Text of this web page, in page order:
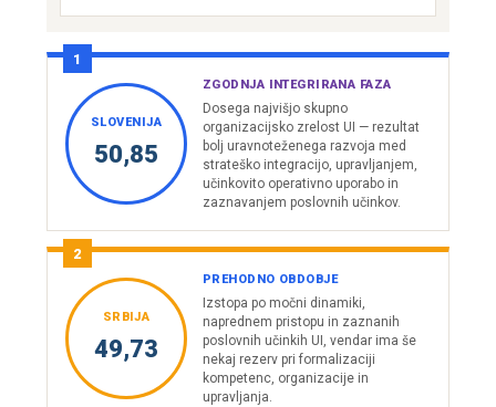
1
SLOVENIJA
50,85
ZGODNJA INTEGRIRANA FAZA
Dosega najvišjo skupno
organizacijsko zrelost UI — rezultat
bolj uravnoteženega razvoja med
strateško integracijo, upravljanjem,
učinkovito operativno uporabo in
zaznavanjem poslovnih učinkov.
2
SRBIJA
49,73
PREHODNO OBDOBJE
Izstopa po močni dinamiki,
naprednem pristopu in zaznanih
poslovnih učinkih UI, vendar ima še
nekaj rezerv pri formalizaciji
kompetenc, organizacije in
upravljanja.